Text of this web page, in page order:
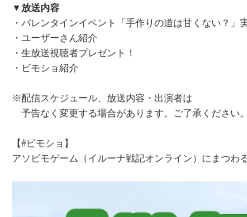
▼放送内容
・バレンタインイベント「手作りの道は甘くない？」
・ユーザーさん紹介
・生放送視聴者プレゼント！
・ビモショ紹介
※配信スケジュール、放送内容・出演者は
予告なく変更する場合があります。ご了承ください。
【#ビモショ】
アソビモゲーム（イルーナ戦記オンライン）にまつわ